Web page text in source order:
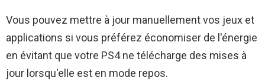
Vous pouvez mettre à jour manuellement vos jeux et
applications si vous préférez économiser de l'énergie
en évitant que votre PS4 ne télécharge des mises à
jour lorsqu'elle est en mode repos.